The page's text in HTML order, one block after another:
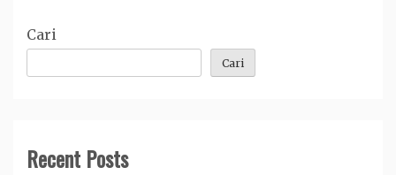
Cari
Cari
Recent Posts